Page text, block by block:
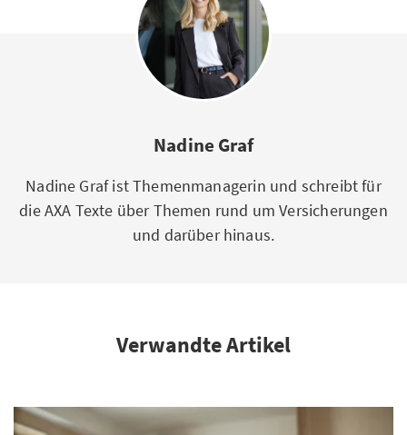
Nadine Graf
Nadine Graf ist Themenmanagerin und schreibt für
die AXA Texte über Themen rund um Versicherungen
und darüber hinaus.
Verwandte Artikel